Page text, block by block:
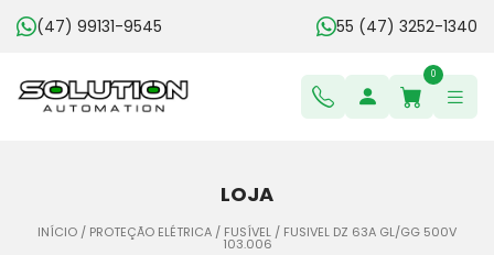
(47) 99131-9545 55 (47) 3252-1340
0
LOJA
INÍCIO / PROTEÇÃO ELÉTRICA / FUSÍVEL / FUSIVEL DZ 63A GL/GG 500V
103.006